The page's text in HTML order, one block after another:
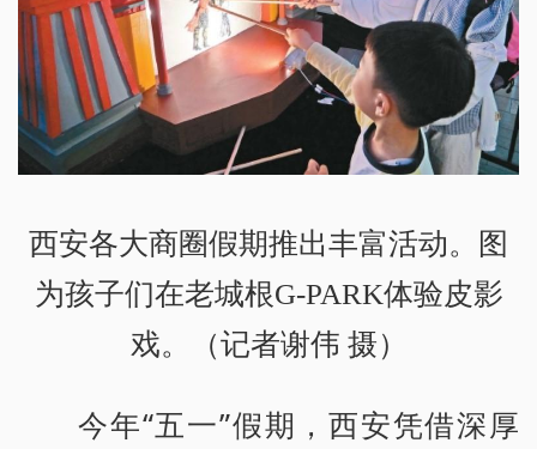
西安各大商圈假期推出丰富活动。图
为孩子们在老城根G-PARK体验皮影
戏。（记者谢伟 摄）
今年“五一”假期，西安凭借深厚